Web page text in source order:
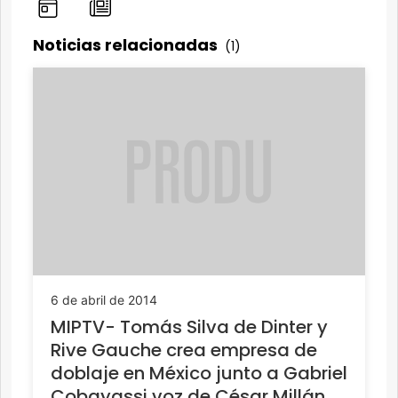
Noticias relacionadas (1)
6 de abril de 2014
MIPTV- Tomás Silva de Dinter y
Rive Gauche crea empresa de
doblaje en México junto a Gabriel